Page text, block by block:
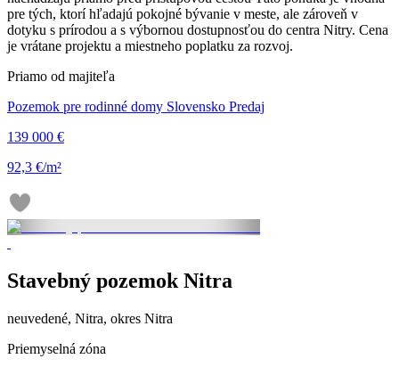
pre tých, ktorí hľadajú pokojné bývanie v meste, ale zároveň v
dotyku s prírodou a s výbornou dostupnosťou do centra Nitry. Cena
je vrátane projektu a miestneho poplatku za rozvoj.
Priamo od majiteľa
Pozemok pre rodinné domy Slovensko Predaj
139 000 €
92,3 €/m²
Stavebný pozemok Nitra
neuvedené, Nitra, okres Nitra
Priemyselná zóna